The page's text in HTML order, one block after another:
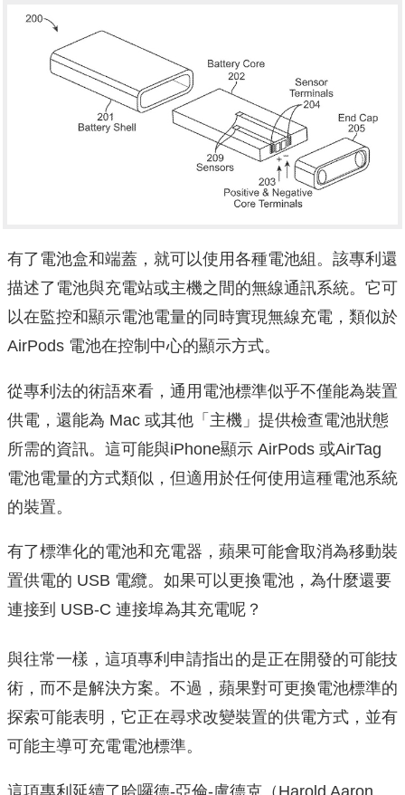
有了電池盒和端蓋，就可以使用各種電池組。該專利還
描述了電池與充電站或主機之間的無線通訊系統。它可
以在監控和顯示電池電量的同時實現無線充電，類似於
AirPods 電池在控制中心的顯示方式。
從專利法的術語來看，通用電池標準似乎不僅能為裝置
供電，還能為 Mac 或其他「主機」提供檢查電池狀態
所需的資訊。這可能與iPhone顯示 AirPods 或AirTag
電池電量的方式類似，但適用於任何使用這種電池系統
的裝置。
有了標準化的電池和充電器，蘋果可能會取消為移動裝
置供電的 USB 電纜。如果可以更換電池，為什麼還要
連接到 USB-C 連接埠為其充電呢？
與往常一樣，這項專利申請指出的是正在開發的可能技
術，而不是解決方案。不過，蘋果對可更換電池標準的
探索可能表明，它正在尋求改變裝置的供電方式，並有
可能主導可充電電池標準。
這項專利延續了哈囉德-亞倫-盧德克（Harold Aaron